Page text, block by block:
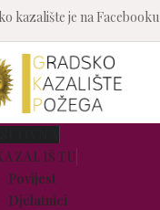
kazalište je na Facebooku
Povijest
Djelatnici